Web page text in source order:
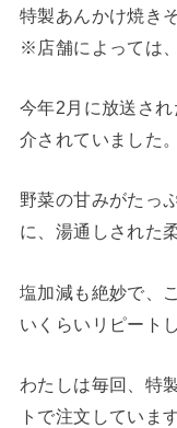
特製あんかけ焼き
※店舗によっては
今年2月に放送さ
介されていました。
野菜の甘みがたっ
に、湯通しされた
塩加減も絶妙で、
いくらいリピート
わたしは毎回、特
トで注文していま